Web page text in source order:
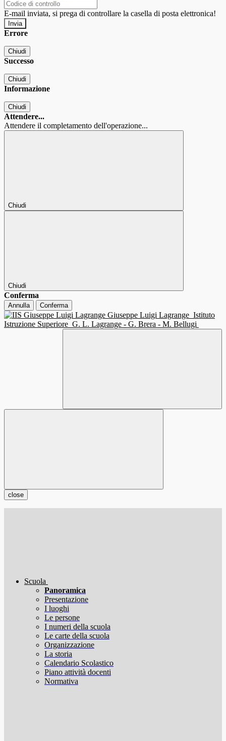
E-mail inviata, si prega di controllare la casella di posta elettronica!
Errore
Chiudi
Successo
Chiudi
Informazione
Chiudi
Attendere...
Attendere il completamento dell'operazione...
Chiudi
Chiudi
Conferma
Annulla Conferma
Giuseppe Luigi Lagrange Istituto
Istruzione Superiore G. L. Lagrange - G. Brera - M. Bellugi
close
Scuola
Panoramica
Presentazione
I luoghi
Le persone
I numeri della scuola
Le carte della scuola
Organizzazione
La storia
Calendario Scolastico
Piano attività docenti
Normativa